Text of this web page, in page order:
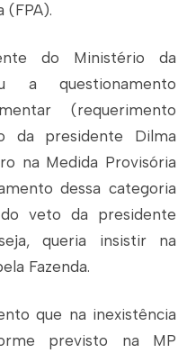
(FPA).
do Ministério da
a questionamento
(requerimento
da presidente Dilma
na Medida Provisória
dessa categoria
veto da presidente
queria insistir na
Fazenda.
que na inexistência
previsto na MP